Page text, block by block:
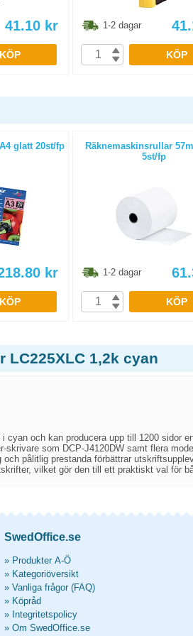
41.10 kr
KÖP
1-2 dagar
KÖP
glatt 20st/fp
kr
KÖP
Räknemaskinsrullar
5st/fp
1-2 dagar
KÖP
1,2k cyan
cyan och kan producera upp till 1200 sidor
som DCP-J4120DW samt flera
pålitlig prestanda förbättrar
vilket gör den till ett praktiskt val för
SwedOffice.se
» Produkter A-Ö
» Kategoriöversikt
» Vanliga frågor (FAQ)
» Köpråd
» Integritetspolicy
» Om SwedOffice.se